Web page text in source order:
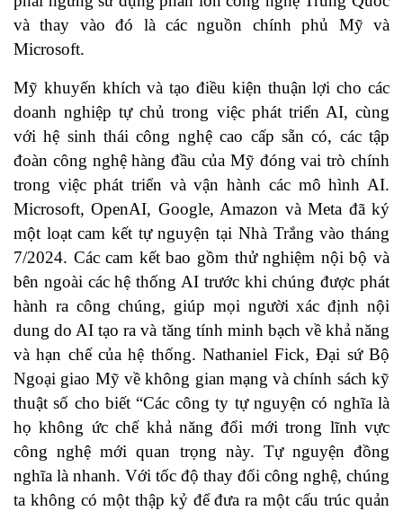
và thay vào đó là các nguồn chính phủ Mỹ và
Microsoft.
Mỹ khuyến khích và tạo điều kiện thuận lợi cho các
doanh nghiệp tự chủ trong việc phát triển AI, cùng
với hệ sinh thái công nghệ cao cấp sẵn có, các tập
đoàn công nghệ hàng đầu của Mỹ đóng vai trò chính
trong việc phát triển và vận hành các mô hình AI.
Microsoft, OpenAI, Google, Amazon và Meta đã ký
một loạt cam kết tự nguyện tại Nhà Trắng vào tháng
7/2024. Các cam kết bao gồm thử nghiệm nội bộ và
bên ngoài các hệ thống AI trước khi chúng được phát
hành ra công chúng, giúp mọi người xác định nội
dung do AI tạo ra và tăng tính minh bạch về khả năng
và hạn chế của hệ thống. Nathaniel Fick, Đại sứ Bộ
Ngoại giao Mỹ về không gian mạng và chính sách kỹ
thuật số cho biết “Các công ty tự nguyện có nghĩa là
họ không ức chế khả năng đổi mới trong lĩnh vực
công nghệ mới quan trọng này. Tự nguyện đồng
nghĩa là nhanh. Với tốc độ thay đổi công nghệ, chúng
ta không có một thập kỷ để đưa ra một cấu trúc quản